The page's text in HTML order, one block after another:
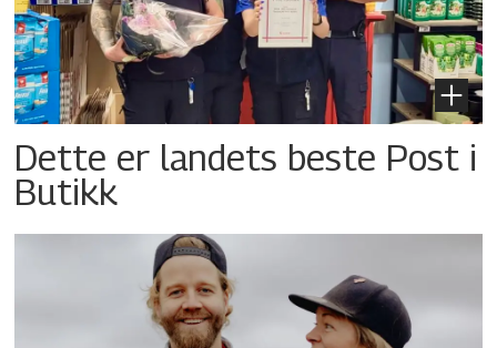
Dette er landets beste Post i
Butikk